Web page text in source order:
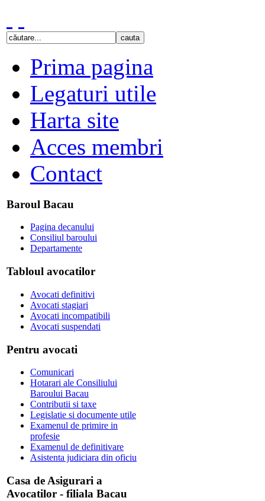
Prima pagina
Legaturi utile
Harta site
Acces membri
Contact
Baroul Bacau
Pagina decanului
Consiliul baroului
Departamente
Tabloul avocatilor
Avocati definitivi
Avocati stagiari
Avocati incompatibili
Avocati suspendati
Pentru avocati
Comunicari
Hotarari ale Consiliului
Baroului Bacau
Contributii si taxe
Legislatie si documente utile
Examenul de primire in
profesie
Examenul de definitivare
Asistenta judiciara din oficiu
Casa de Asigurari a
Avocatilor - filiala Bacau